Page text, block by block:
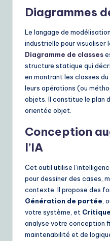
Diagrammes
Le langage de
industrielle pour visualiser
Diagramme de classes
structure statique qui
en montrant les classes
leurs opérations (ou
objets. Il constitue le plan
orientée objet.
Conception
l’IA
Cet outil utilise
pour dessiner des cases,
contexte. Il propose des
Génération de portée,
votre système, et
analyse votre conception
maintenabilité et de